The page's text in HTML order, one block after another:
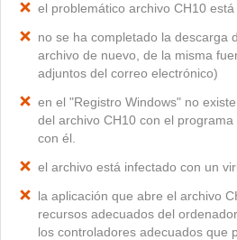
el problemático archivo CH10
no se ha completado la descarga
archivo de nuevo, de la misma
adjuntos del correo electrónico)
en el "Registro Windows" no
del archivo CH10 con el
con él.
el archivo está infectado con un
la aplicación que abre el archivo
recursos adecuados del
los controladores adecuados que